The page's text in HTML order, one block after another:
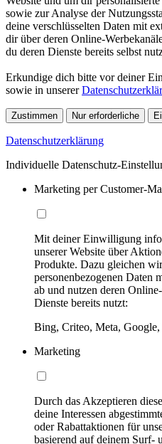
sowie zur Analyse der
deine verschlüsselten Daten mit
dir über deren Online-
du deren Dienste bereits selbst
Erkundige dich bitte vor deiner
sowie in unserer
Zustimmen Nur erforderliche
Datenschutzerklärung
Individuelle Datenschutz-
Marketing per Customer-
Mit deiner Einwilligung
unserer Website über
Produkte. Dazu gleichen
personenbezogenen Daten
ab und nutzen deren
Dienste bereits nutzt:
Bing, Criteo, Meta,
Marketing
Durch das Akzeptieren
deine Interessen
oder Rabattaktionen für
basierend auf deinem Surf-